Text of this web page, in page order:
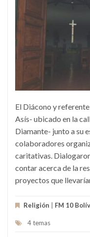
El Diácono y
Asís- ubicado en la
Diamante- junto a su
colaboradores
caritativas.
contar acerca de la
proyectos que
Religión FM 10
4 temas